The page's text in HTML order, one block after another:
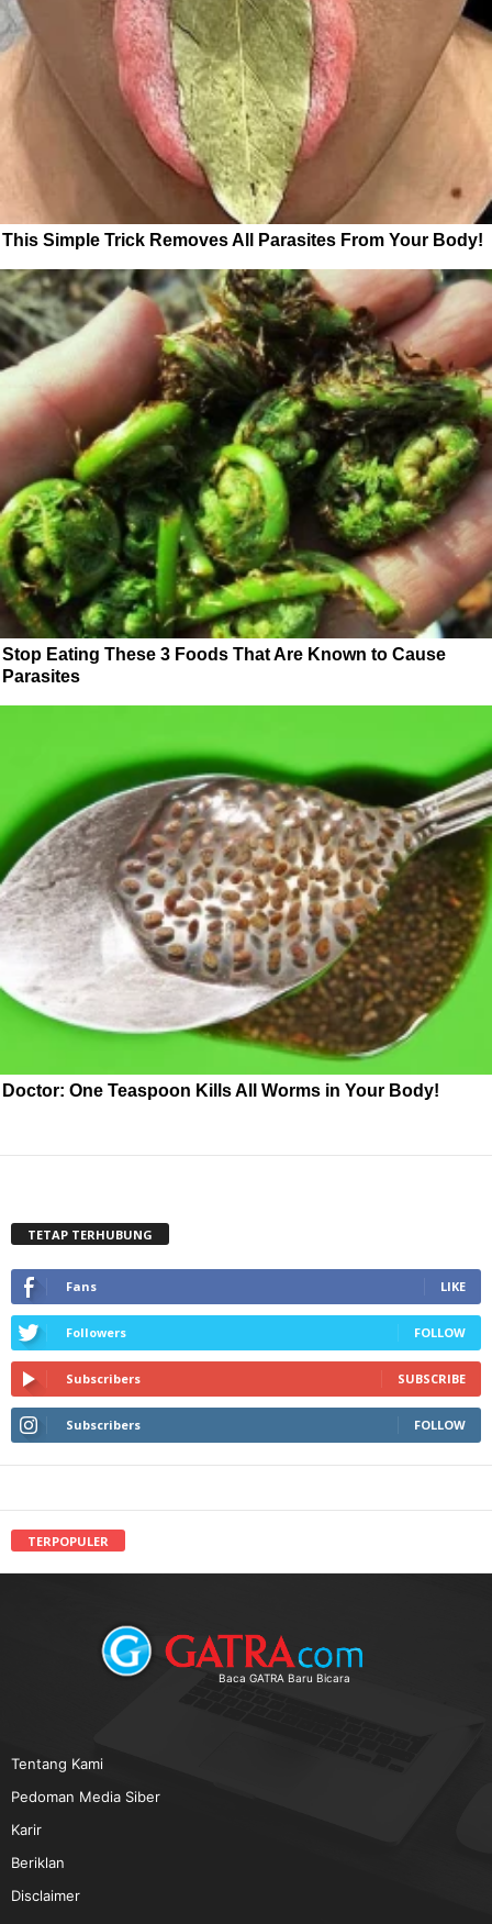
This Simple Trick Removes All Parasites From Your Body!
Stop Eating These 3 Foods That Are Known to Cause
Parasites
Doctor: One Teaspoon Kills All Worms in Your Body!
TETAP TERHUBUNG
Fans LIKE
Followers FOLLOW
Subscribers SUBSCRIBE
Subscribers FOLLOW